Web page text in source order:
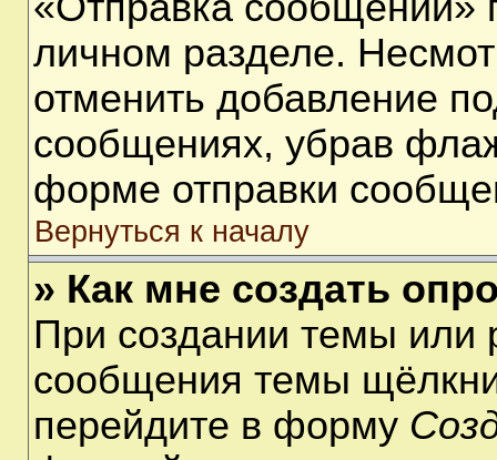
личном разделе.
отменить добавление
сообщениях, убрав
форме отправки
Вернуться к началу
» Как мне создать
При создании темы или
сообщения темы
перейдите в форму